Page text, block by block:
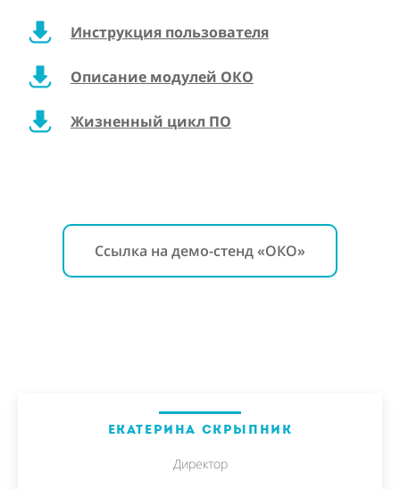
Инструкция пользователя
Описание модулей ОКО
Жизненный цикл ПО
Ссылка на демо-стенд «ОКО»
ЕКАТЕРИНА СКРЫПНИК
Директор